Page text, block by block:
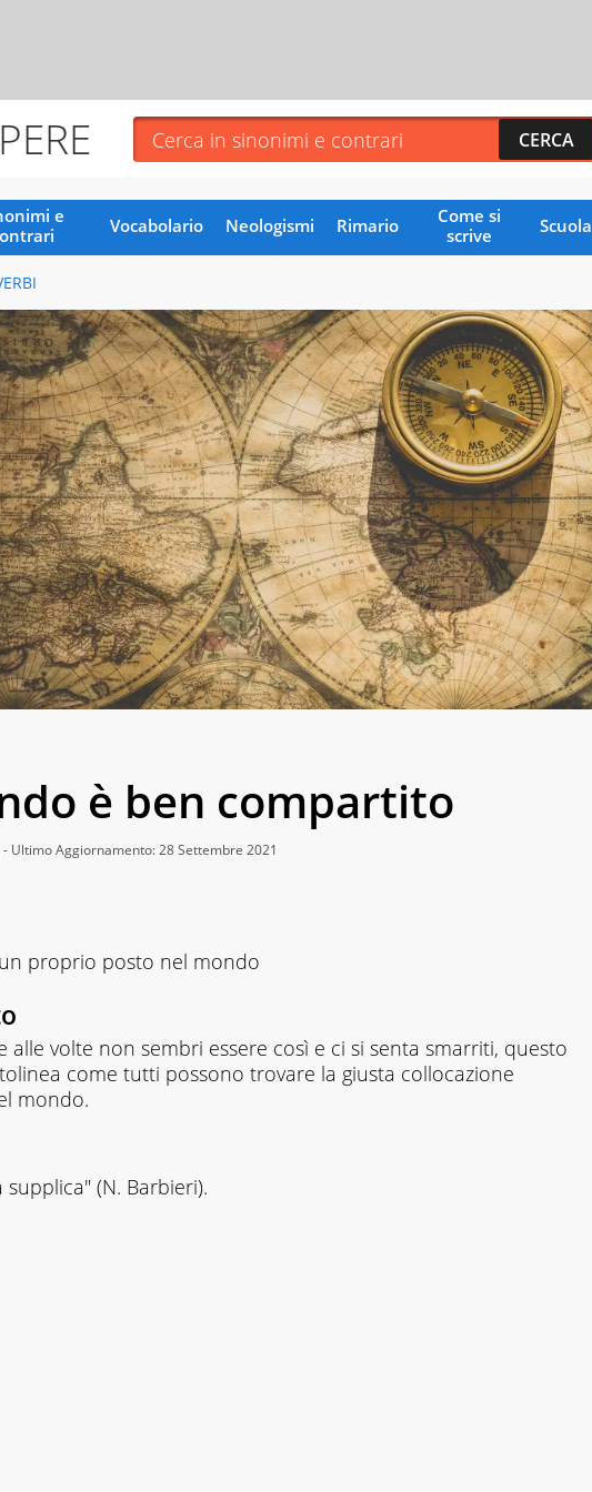
e
Vocabolario Neologismi Rimario
Come si
scrive
Scuola
è ben compartito
Ultimo Aggiornamento: 28 Settembre 2021
proprio posto nel mondo
alle volte non sembri essere così e ci si senta smarriti, questo
come tutti possono trovare la giusta collocazione
mondo.
supplica" (N. Barbieri).